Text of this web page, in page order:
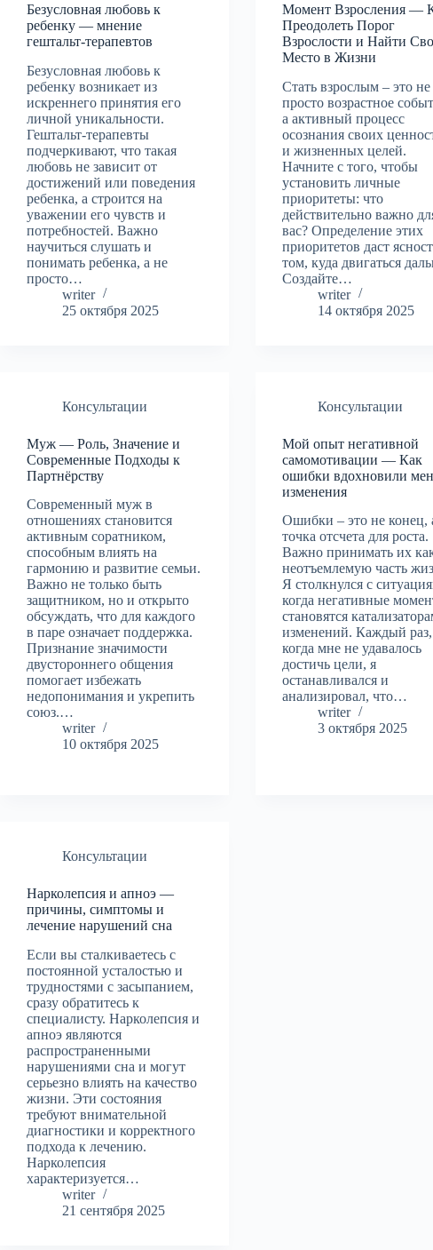
Безусловная любовь к
ребенку — мнение
гештальт-терапевтов
Безусловная любовь к
ребенку возникает из
искреннего принятия его
личной уникальности.
Гештальт-терапевты
подчеркивают, что такая
любовь не зависит от
достижений или поведения
ребенка, а строится на
уважении его чувств и
потребностей. Важно
научиться слушать и
понимать ребенка, а не
просто…
writer
25 октября 2025
Момент Взросления —
Преодолеть Порог
Взрослости и Найти
Место в Жизни
Стать взрослым – это не
просто возрастное
а активный процесс
осознания своих
и жизненных целей.
Начните с того, чтобы
установить личные
приоритеты: что
действительно важно
вас? Определение этих
приоритетов даст
том, куда двигаться
Создайте…
writer
14 октября 2025
Консультации
Муж — Роль, Значение и
Современные Подходы к
Партнёрству
Современный муж в
отношениях становится
активным соратником,
способным влиять на
гармонию и развитие семьи.
Важно не только быть
защитником, но и открыто
обсуждать, что для каждого
в паре означает поддержка.
Признание значимости
двустороннего общения
помогает избежать
недопонимания и укрепить
союз.…
writer
10 октября 2025
Консультации
Мой опыт негативной
самомотивации — Как
ошибки вдохновили
изменения
Ошибки – это не конец,
точка отсчета для роста.
Важно принимать их
неотъемлемую часть
Я столкнулся с
когда негативные
становятся
изменений. Каждый раз,
когда мне не удавалось
достичь цели, я
останавливался и
анализировал, что…
writer
3 октября 2025
Консультации
Нарколепсия и апноэ —
причины, симптомы и
лечение нарушений сна
Если вы сталкиваетесь с
постоянной усталостью и
трудностями с засыпанием,
сразу обратитесь к
специалисту. Нарколепсия и
апноэ являются
распространенными
нарушениями сна и могут
серьезно влиять на качество
жизни. Эти состояния
требуют внимательной
диагностики и корректного
подхода к лечению.
Нарколепсия
характеризуется…
writer
21 сентября 2025